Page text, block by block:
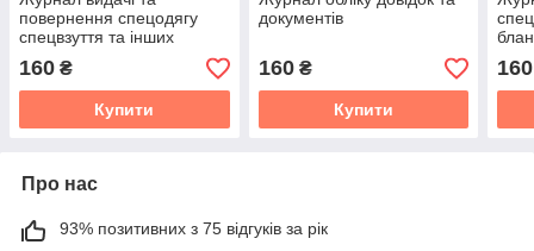
повернення спецодягу
спецвзуття та інших
засобів індивідуального
захисту
160 ₴
Купити
документів
160₴
Купити
160
Про нас
93% позитивних з 75 відгуків за рік